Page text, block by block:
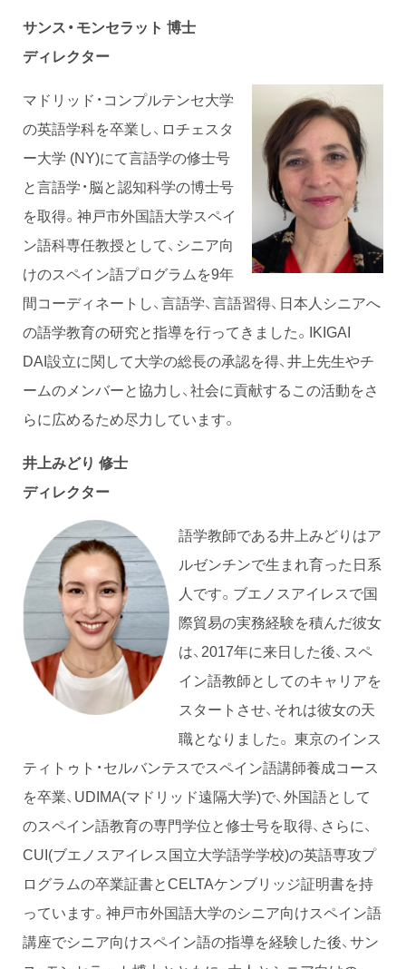
サンス・モンセラット 博士
ディレクター
マドリッド・コンプルテンセ大学
の英語学科を卒業し、ロチェスタ
ー大学 (NY)にて言語学の修士号
と言語学・脳と認知科学の博士号
を取得。神戸市外国語大学スペイ
ン語科専任教授として、シニア向
けのスペイン語プログラムを9年
間コーディネートし、言語学、言語習得、日本人シニアへ
の語学教育の研究と指導を行ってきました。IKIGAI
DAI設立に関して大学の総長の承認を得、井上先生やチ
ームのメンバーと協力し、社会に貢献するこの活動をさ
らに広めるため尽力しています。
井上みどり 修士
ディレクター
語学教師である井上みどりはア
ルゼンチンで生まれ育った日系
人です。ブエノスアイレスで国
際貿易の実務経験を積んだ彼女
は、2017年に来日した後、スペ
イン語教師としてのキャリアを
スタートさせ、それは彼女の天
職となりました。 東京のインス
ティトゥト・セルバンテスでスペイン語講師養成コース
を卒業、UDIMA(マドリッド遠隔大学)で、外国語として
のスペイン語教育の専門学位と修士号を取得、さらに、
CUI(ブエノスアイレス国立大学語学学校)の英語専攻プ
ログラムの卒業証書とCELTAケンブリッジ証明書を持
っています。神戸市外国語大学のシニア向けスペイン語
講座でシニア向けスペイン語の指導を経験した後、サン